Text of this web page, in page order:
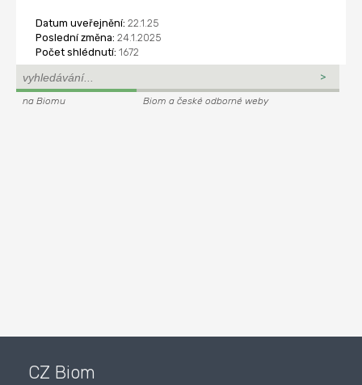
Datum uveřejnění: 22.1.25
Poslední změna: 24.1.2025
Počet shlédnutí: 1672
na Biomu Biom a české odborné weby
CZ Biom